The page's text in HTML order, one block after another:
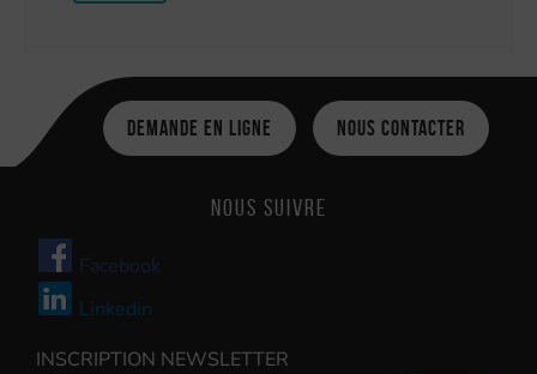
Demande en ligne Nous contacter
Nous suivre
Facebook
Linkedin
INSCRIPTION NEWSLETTER